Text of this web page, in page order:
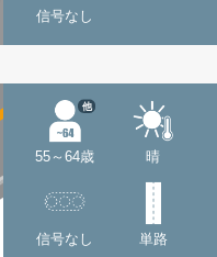
信号なし
55～64歳
他
晴
信号なし 単路